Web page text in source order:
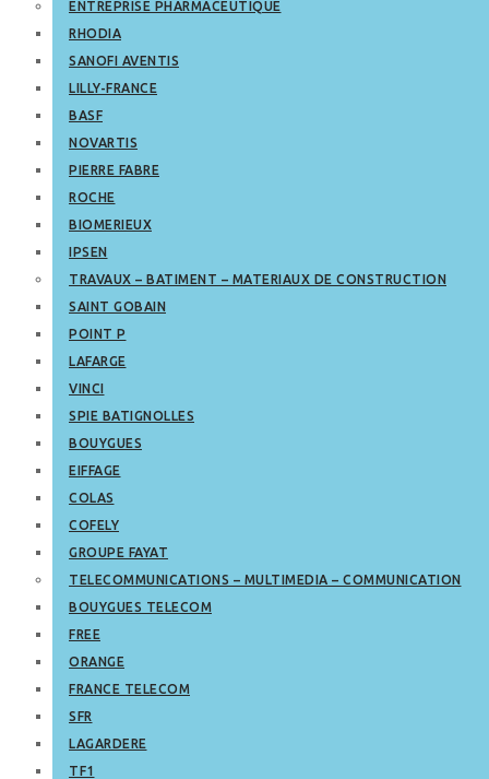
ENTREPRISE PHARMACEUTIQUE
RHODIA
SANOFI AVENTIS
LILLY-FRANCE
BASF
NOVARTIS
PIERRE FABRE
ROCHE
BIOMERIEUX
IPSEN
TRAVAUX – BATIMENT – MATERIAUX DE CONSTRUCTION
SAINT GOBAIN
POINT P
LAFARGE
VINCI
SPIE BATIGNOLLES
BOUYGUES
EIFFAGE
COLAS
COFELY
GROUPE FAYAT
TELECOMMUNICATIONS – MULTIMEDIA – COMMUNICATION
BOUYGUES TELECOM
FREE
ORANGE
FRANCE TELECOM
SFR
LAGARDERE
TF1